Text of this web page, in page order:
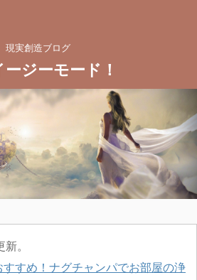
現実創造ブログ
ージーモード！
。
すめ！ナグチャンパでお部屋の浄